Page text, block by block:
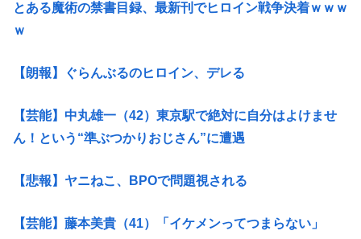
とある魔術の禁書目録、最新刊でヒロイン戦争決着ｗｗｗ
ｗ
【朗報】ぐらんぶるのヒロイン、デレる
【芸能】中丸雄一（42）東京駅で絶対に自分はよけませ
ん！という“準ぶつかりおじさん”に遭遇
【悲報】ヤニねこ、BPOで問題視される
【芸能】藤本美貴（41）「イケメンってつまらない」